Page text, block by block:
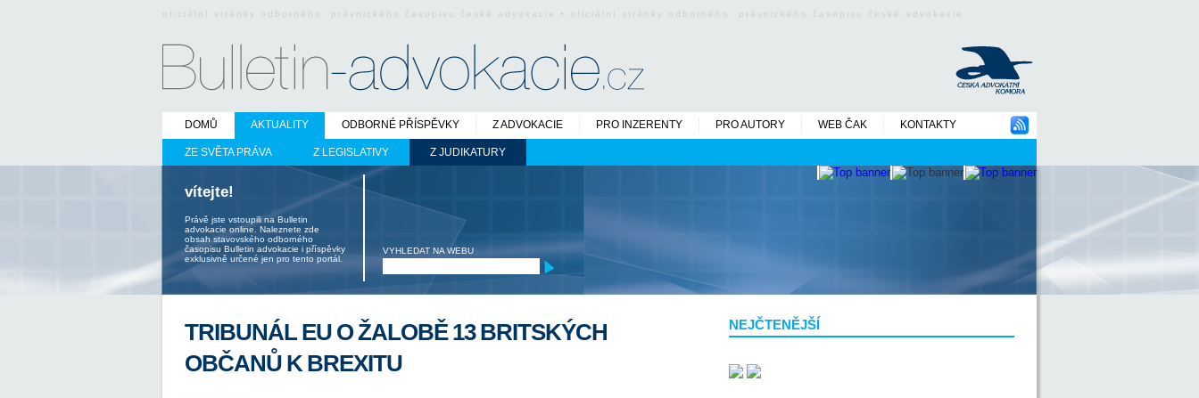
oficiální stránky odborného právnického časopisu české advokacie • oficiální stránky odborného právnického časopisu české advokacie
DOMŮ AKTUALITY
ZE SVĚTA PRÁVA Z LEGISLATIVY Z JUDIKATURY
ODBORNÉ PŘÍSPĚVKY Z ADVOKACIE PRO INZERENTY PRO AUTORY WEB ČAK KONTAKTY
vítejte!
Právě jste vstoupili na Bulletin
advokacie online. Naleznete zde
obsah stavovského odborného
časopisu Bulletin advokacie i příspěvky
exklusivně určené jen pro tento portál.
VYHLEDAT NA WEBU
NEJČTENĚJŠÍ
TRIBUNÁL EU O ŽALOBĚ 13 BRITSKÝCH
OBČANŮ K BREXITU